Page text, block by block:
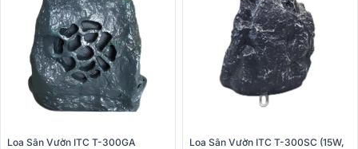
Loa Sân Vườn ITC T-300GA
Loa Sân Vườn ITC T-300SC (15W,